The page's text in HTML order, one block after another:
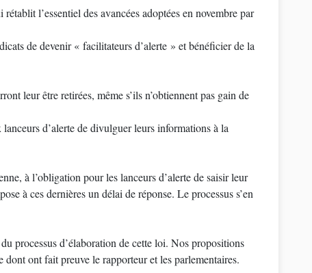
l’essentiel des avancées adoptées en novembre par
de devenir « facilitateurs d’alerte » et bénéficier de la
leur être retirées, même s’ils n’obtiennent pas gain de
d’alerte de divulguer leurs informations à la
à l’obligation pour les lanceurs d’alerte de saisir leur
à ces dernières un délai de réponse. Le processus s’en
processus d’élaboration de cette loi. Nos propositions
ont fait preuve le rapporteur et les parlementaires.